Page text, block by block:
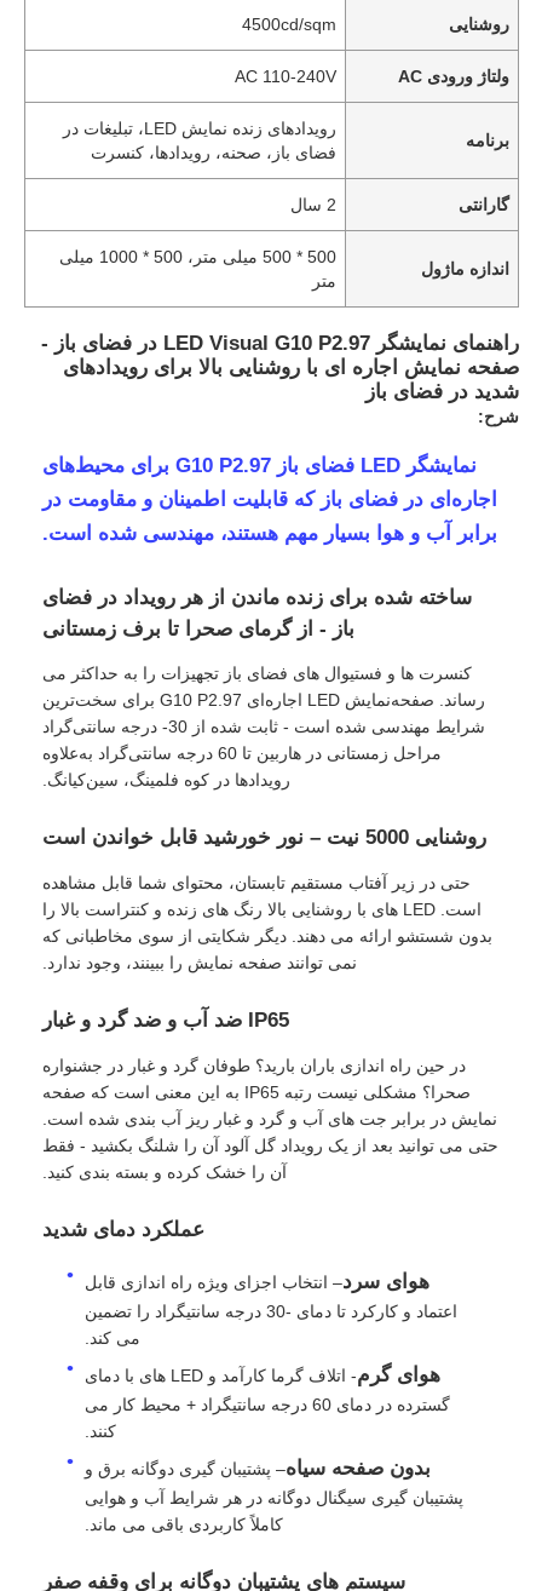
خانه
نمایش VR
بازدید از کارخانه
اخبار
روشنایی 4500cd/sqm
ولتاژ ورودی AC AC 110-240V
برنامه
رویدادهای زنده نمایش LED، تبلیغات در
فضای باز، صحنه، رویدادها، کنسرت
گارانتی 2 سال
اندازه ماژول
500 * 500 میلی متر، 500 * 1000 میلی
متر
راهنمای نمایشگر LED Visual G10 P2.97 در فضای باز -
صفحه نمایش اجاره ای با روشنایی بالا برای رویدادهای
شدید در فضای باز
شرح:
نمایشگر LED فضای باز G10 P2.97 برای محیط‌های
اجاره‌ای در فضای باز که قابلیت اطمینان و مقاومت در
برابر آب و هوا بسیار مهم هستند، مهندسی شده است.
ساخته شده برای زنده ماندن از هر رویداد در فضای
باز - از گرمای صحرا تا برف زمستانی
کنسرت ها و فستیوال های فضای باز تجهیزات را به حداکثر می
رساند. صفحه‌نمایش LED اجاره‌ای G10 P2.97 برای سخت‌ترین
شرایط مهندسی شده است - ثابت شده از 30- درجه سانتی‌گراد
مراحل زمستانی در هاربین تا 60 درجه سانتی‌گراد به‌علاوه
رویدادها در کوه فلمینگ، سین‌کیانگ.
روشنایی 5000 نیت – نور خورشید قابل خواندن است
حتی در زیر آفتاب مستقیم تابستان، محتوای شما قابل مشاهده
است. LED های با روشنایی بالا رنگ های زنده و کنتراست بالا را
بدون شستشو ارائه می دهند. دیگر شکایتی از سوی مخاطبانی که
نمی توانند صفحه نمایش را ببینند، وجود ندارد.
IP65 ضد آب و ضد گرد و غبار
در حین راه اندازی باران بارید؟ طوفان گرد و غبار در جشنواره
صحرا؟ مشکلی نیست رتبه IP65 به این معنی است که صفحه
نمایش در برابر جت های آب و گرد و غبار ریز آب بندی شده است.
حتی می توانید بعد از یک رویداد گل آلود آن را شلنگ بکشید - فقط
آن را خشک کرده و بسته بندی کنید.
عملکرد دمای شدید
هوای سرد– انتخاب اجزای ویژه راه اندازی قابل
اعتماد و کارکرد تا دمای -30 درجه سانتیگراد را تضمین
می کند.
هوای گرم
- اتلاف گرما کارآمد و LED های با دمای
گسترده در دمای 60 درجه سانتیگراد + محیط کار می
کنند.
بدون صفحه سیاه– پشتیبان گیری دوگانه برق و
پشتیبان گیری سیگنال دوگانه در هر شرایط آب و هوایی
کاملاً کاربردی باقی می ماند.
سیستم های پشتیبان دوگانه برای وقفه صفر